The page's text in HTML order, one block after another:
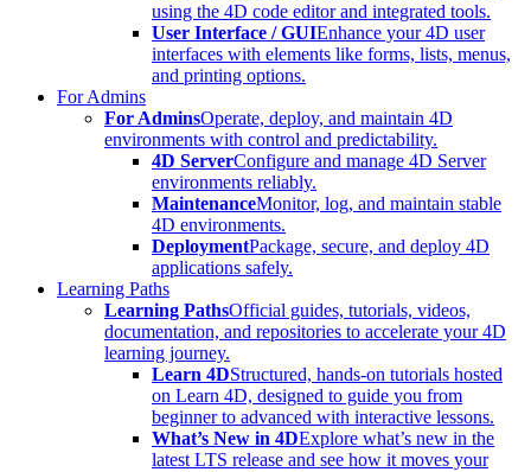
using the 4D code editor and integrated tools.
User Interface / GUIEnhance your 4D user
interfaces with elements like forms, lists, menus,
and printing options.
For Admins
For AdminsOperate, deploy, and maintain 4D
environments with control and predictability.
4D ServerConfigure and manage 4D Server
environments reliably.
MaintenanceMonitor, log, and maintain stable
4D environments.
DeploymentPackage, secure, and deploy 4D
applications safely.
Learning Paths
Learning PathsOfficial guides, tutorials, videos,
documentation, and repositories to accelerate your 4D
learning journey.
Learn 4DStructured, hands-on tutorials hosted
on Learn 4D, designed to guide you from
beginner to advanced with interactive lessons.
What’s New in 4DExplore what’s new in the
latest LTS release and see how it moves your